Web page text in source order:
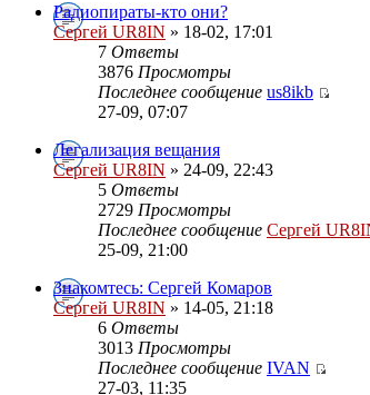
Радиопираты-кто они?
Сергей UR8IN » 18-02, 17:01
7 Ответы
3876 Просмотры
Последнее сообщение us8ikb
27-09, 07:07
Легализация вещания
Сергей UR8IN » 24-09, 22:43
5 Ответы
2729 Просмотры
Последнее сообщение Сергей
25-09, 21:00
Знакомтесь: Сергей Комаров
Сергей UR8IN » 14-05, 21:18
6 Ответы
3013 Просмотры
Последнее сообщение IVAN
27-03, 11:35